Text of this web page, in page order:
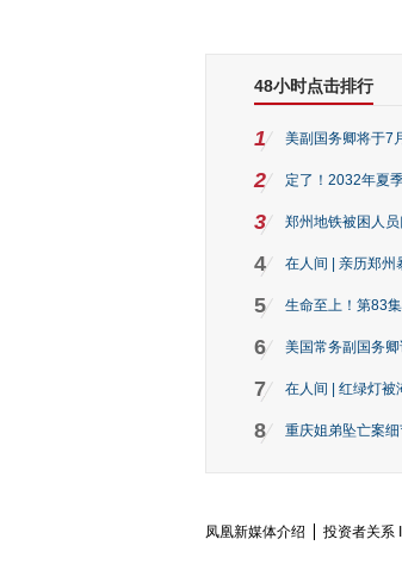
48小时点击排行
1 美副国务卿将于7
2 定了！2032年夏
3 郑州地铁被困人
4 在人间 | 亲历郑州
5 生命至上！第83
6 美国常务副国务
7 在人间 | 红绿灯被
8 重庆姐弟坠亡案
凤凰新媒体介绍 投资者关系